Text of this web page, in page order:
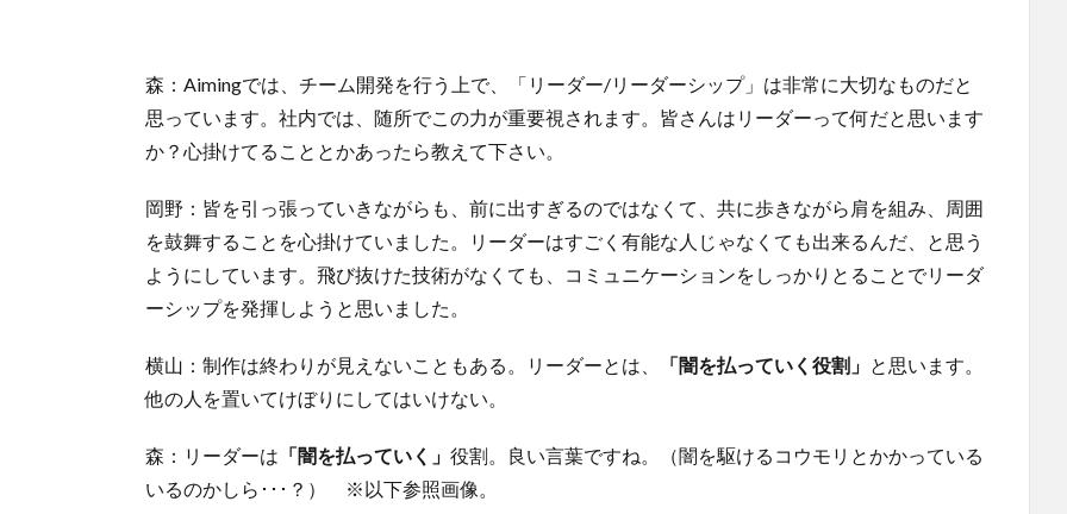
森：Aimingでは、チーム開発を行う上で、「リーダー/リーダーシップ」は非常に大切なものだと
思っています。社内では、随所でこの力が重要視されます。皆さんはリーダーって何だと思います
か？心掛けてることとかあったら教えて下さい。
岡野：皆を引っ張っていきながらも、前に出すぎるのではなくて、共に歩きながら肩を組み、周囲
を鼓舞することを心掛けていました。リーダーはすごく有能な人じゃなくても出来るんだ、と思う
ようにしています。飛び抜けた技術がなくても、コミュニケーションをしっかりとることでリーダ
ーシップを発揮しようと思いました。
横山：制作は終わりが見えないこともある。リーダーとは、 「闇を払っていく役割」 と思います。
他の人を置いてけぼりにしてはいけない。
森：リーダーは 「闇を払っていく」 役割。良い言葉ですね。（闇を駆けるコウモリとかかっている
いるのかしら･･･？） ※以下参照画像。